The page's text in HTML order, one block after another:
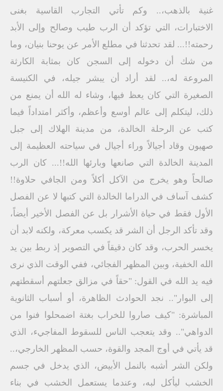
غنية بالذهب،.. وكم تأتي التجارب القاسية بغنى
الاختبارات، التي تؤكد أن الرب طيب وصالح وإلى الأبد
رحمته!!... لقد تحدثنا في مطلع الأمر عن يوحنا بنيان، وما
من شك أن دخوله إلى السجن كان بمثابة الكارثة
المروعة له،.. لقد أراد أن يبشر جيله، في الكنيسة
الصغيرة التي كان يعظ فيها، وشاء له الله أن يمنع من
ذلك، ليتكلم إلى عالم أوسع وأعظم، وأكثر امتداداً فيما
كتب عن الرحلة الخالدة، من مدينة الهلاك إلى جبل
صهيون وقاد أجيالاً وراء أجيال في سياحته العظيمة إلى
المدينة الخالدة التي صانعها وبارئها الله!!... كان الرب
صالحاً وهو يخرج من الآكل أكلاً ومن الجافي حلاوة!!
كشف آساف في الدراما الخالدة التي كتبها لا عن الفصل
الأول فقط في حياة الأشرار بل عن الفصل الأخير أيضاً،
وقد تأكد الرجل أن الشر قد يكسب معركة، ولكنه لابد أن
يخسر الحرب، وقد كان دقيقاً في التصوير إذ ربط بين يد
الله الخفية، وبين المظهر الفجائي، ففي الوقت الذي نرى
فيه يد الله في القول: "حقاً في مزالق جعلتهم أسقطتهم
إلى البوار".. نجد الحوادث الظاهرة، أو أسباب الثانوية
المباشرة: "كيف صاروا للخراب بغتة اضمحلوا فنوا من
الدواهي".. وقد يتعجب الناس للسقوط المفاجيء، الذي
قد يأتي في أوج المجد والقوة، حسب المظهر الخارجي،..
ولكن الشر أشبه بالنمل الأبيض، الذي يدخل في جسم
الخشب ليأكل لبه، وعندما يستعمل الخشب في بناء